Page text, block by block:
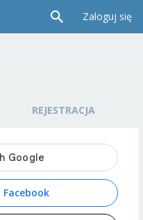
Zaloguj się
REJESTRACJA